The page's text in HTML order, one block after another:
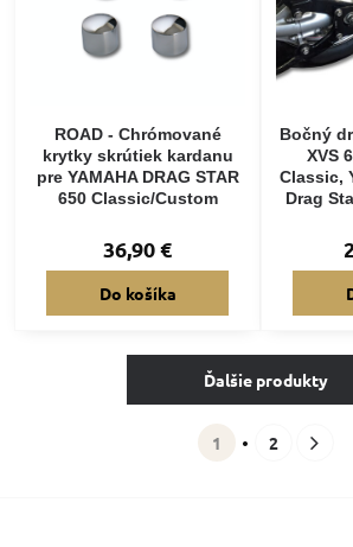
ROAD - Chrómované
krytky skrútiek kardanu
pre YAMAHA DRAG STAR
650 Classic/Custom
36,90 €
Do košíka
Bočný
XVS
Classic,
Drag
Ďalšie produkty
1 2